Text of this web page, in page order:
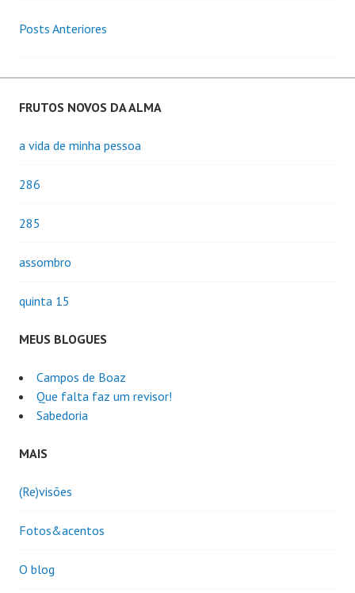
Navegação
de
Posts
Posts Anteriores
FRUTOS NOVOS DA ALMA
a vida de minha pessoa
286
285
assombro
quinta 15
MEUS BLOGUES
Campos de Boaz
Que falta faz um revisor!
Sabedoria
MAIS
(Re)visões
Fotos&acentos
O blog